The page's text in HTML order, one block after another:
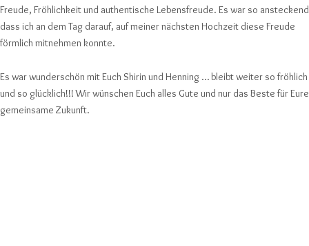
Freude, Fröhlichkeit und authentische Lebensfreude. Es war so ansteckend
dass ich an dem Tag darauf, auf meiner nächsten Hochzeit diese Freude
förmlich mitnehmen konnte.
Es war wunderschön mit Euch Shirin und Henning … bleibt weiter so fröhlich
und so glücklich!!! Wir wünschen Euch alles Gute und nur das Beste für Eure
gemeinsame Zukunft.